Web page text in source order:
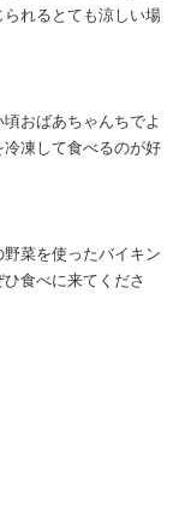
れるとても涼しい場
おばあちゃんちでよ
凍して食べるのが好
菜を使ったバイキン
食べに来てくださ